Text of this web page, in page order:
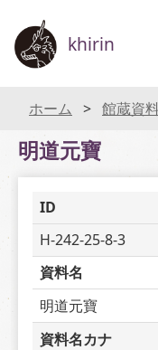
khirin
ホーム 館蔵資
明道元寶
ID
H-242-25-8-3
資料名
明道元寶
資料名カナ